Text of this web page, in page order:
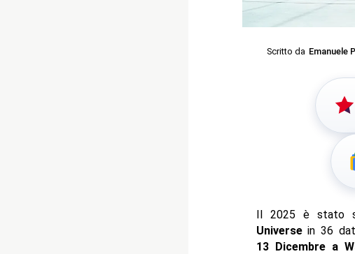
Scritto da Emanuele
Il 2025 è stato
Universein 36
13 Dicembre a